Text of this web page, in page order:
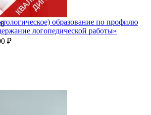
образование по профилю
логопедической работы»
₽